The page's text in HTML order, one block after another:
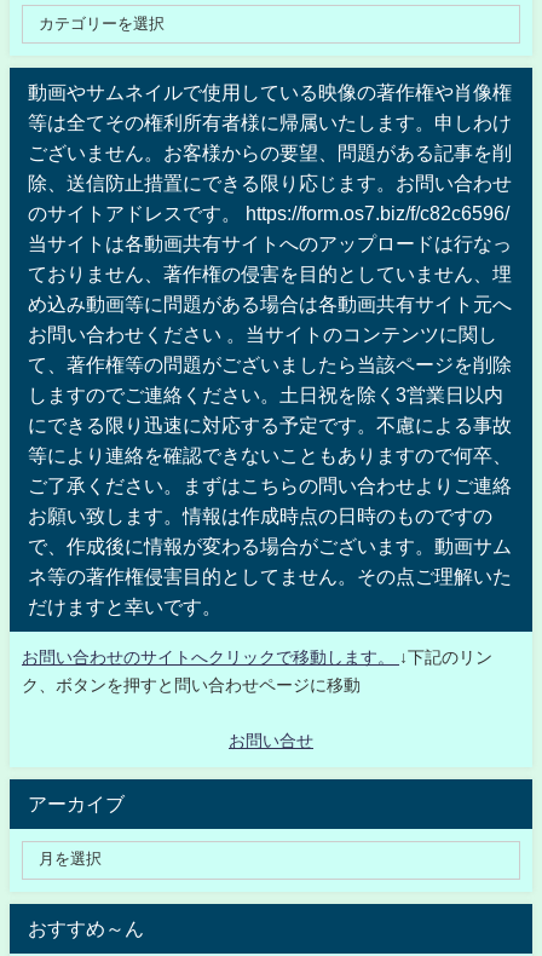
動画やサムネイルで使用している映像の著作権や肖像権
等は全てその権利所有者様に帰属いたします。申しわけ
ございません。お客様からの要望、問題がある記事を削
除、送信防止措置にできる限り応じます。お問い合わせ
のサイトアドレスです。 https://form.os7.biz/f/c82c6596/
当サイトは各動画共有サイトへのアップロードは行なっ
ておりません、著作権の侵害を目的としていません、埋
め込み動画等に問題がある場合は各動画共有サイト元へ
お問い合わせください 。当サイトのコンテンツに関し
て、著作権等の問題がございましたら当該ページを削除
しますのでご連絡ください。土日祝を除く3営業日以内
にできる限り迅速に対応する予定です。不慮による事故
等により連絡を確認できないこともありますので何卒、
ご了承ください。まずはこちらの問い合わせよりご連絡
お願い致します。情報は作成時点の日時のものですの
で、作成後に情報が変わる場合がございます。動画サム
ネ等の著作権侵害目的としてません。その点ご理解いた
だけますと幸いです。
お問い合わせのサイトへクリックで移動します。
↓下記のリン
ク、ボタンを押すと問い合わせページに移動
お問い合せ
アーカイブ
おすすめ～ん